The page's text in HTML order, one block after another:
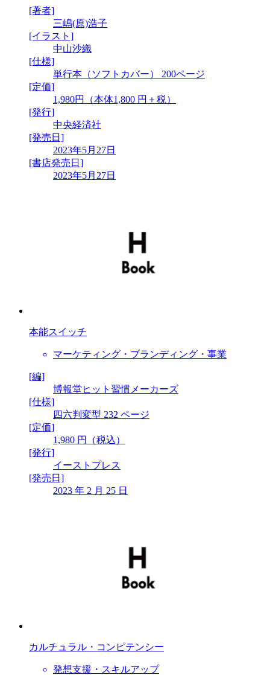
[著者]
三嶋(原)浩子
[イラスト]
中山沙織
[仕様]
単行本（ソフトカバー） 200ページ
[定価]
1,980円（本体1,800 円＋税）
[発行]
中央経済社
[発売日]
2023年5月27日
[書店発売日]
2023年5月27日
本能スイッチ
マーケティング・ブランディング・事業
[編]
博報堂ヒット習慣メーカーズ
[仕様]
四六判変型 232 ページ
[定価]
1,980 円（税込）
[発行]
イーストプレス
[発売日]
2023 年 2 月 25 日
カルチュラル・コンピテンシー
発想支援・スキルアップ